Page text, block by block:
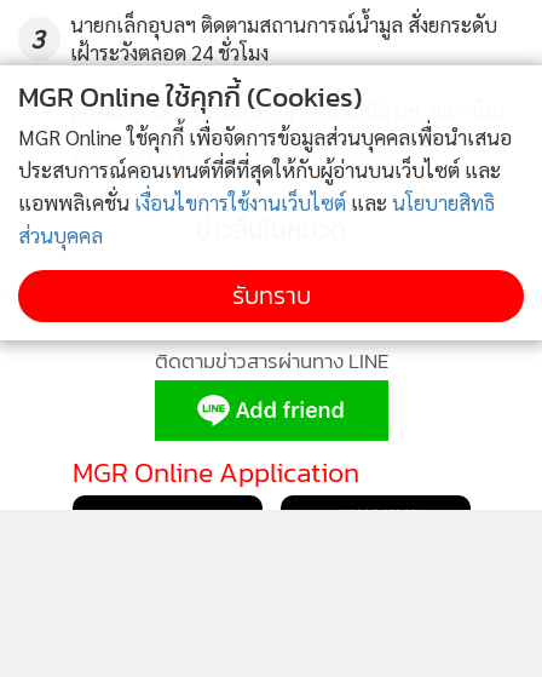
3
นายกเล็กอุบลฯ ติดตามสถานการณ์น้ำมูล สั่งยกระดับ
เฝ้าระวังตลอด 24 ชั่วโมง
4
ฎีกายืนคุก 2 ปี ไม่รอลงอาญา! คนขับบัส มข. ชน “น้อง
อาย” นศ.แพทย์ดับ แม่ขออโหสิกรรม หวังเป็นคดี
ตัวอย่าง ปลุกสังคมตระหนักความประมาท
ติดตามข่าวสารผ่านทาง LINE
MGR Online Application
MGR Online ใช้คุกกี้ (Cookies)
MGR Online ใช้คุกกี้ เพื่อจัดการข้อมูลส่วนบุคคลเพื่อนำเสนอ
ประสบการณ์คอนเทนต์ที่ดีที่สุดให้กับผู้อ่านบนเว็บไซต์ และ
แอพพลิเคชั่น เงื่อนไขการใช้งานเว็บไซต์ และ นโยบายสิทธิ
ส่วนบุคคล
รับทราบ